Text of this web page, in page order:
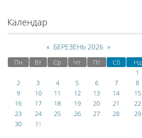
Календар
« БЕРЕЗЕНЬ 2026 »
Пн Вт Ср Чт Пт Сб
Нд
1
2
3 4 5 6 7
8
9
10 11 12 13 14
15
16
17 18 19 20 21
22
23
24 25 26 27 28
29
30
31